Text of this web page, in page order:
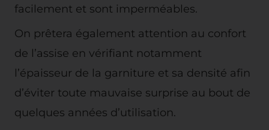
facilement et sont imperméables.
On prêtera également attention au confort
de l’assise en vérifiant notamment
l’épaisseur de la garniture et sa densité afin
d’éviter toute mauvaise surprise au bout de
quelques années d’utilisation.